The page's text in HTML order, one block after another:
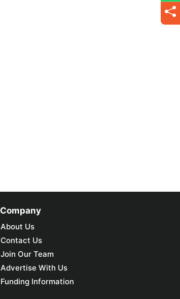
Company
About Us
Contact Us
Join Our Team
Advertise With Us
Funding Information